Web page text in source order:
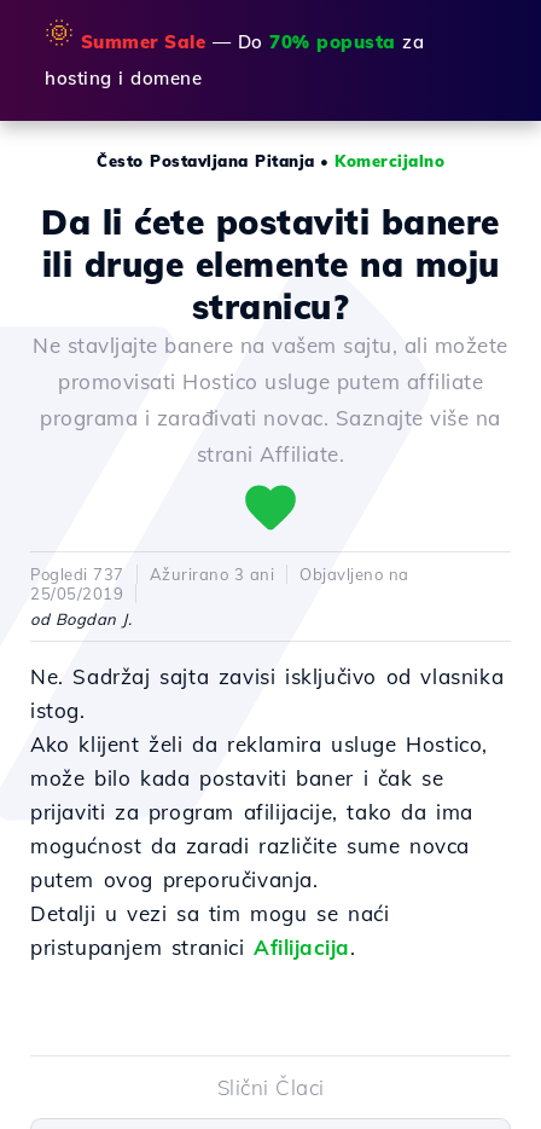
🌞 Summer Sale — Do 70% popusta za
hosting i domene
Često Postavljana Pitanja • Komercijalno
Da li ćete postaviti banere
ili druge elemente na moju
stranicu?
Ne stavljajte banere na vašem sajtu, ali možete
promovisati Hostico usluge putem affiliate
programa i zarađivati novac. Saznajte više na
strani Affiliate.
Pogledi 737 Ažurirano 3 ani
Objavljeno na
25/05/2019
od Bogdan J.
Ne. Sadržaj sajta zavisi isključivo od vlasnika
istog.
Ako klijent želi da reklamira usluge Hostico,
može bilo kada postaviti baner i čak se
prijaviti za program afilijacije, tako da ima
mogućnost da zaradi različite sume novca
putem ovog preporučivanja.
Detalji u vezi sa tim mogu se naći
pristupanjem straniciAfilijacija.
Slični Člaci